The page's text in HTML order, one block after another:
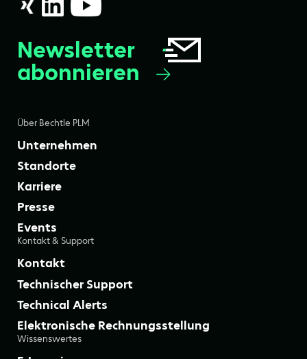
Über Bechtle PLM
Unternehmen
Standorte
Karriere
Presse
Events
Kontakt & Support
Kontakt
Technischer Support
Technical Alerts
Elektronische Rechnungsstellung
Wissenswertes
Newsletter
abonnieren